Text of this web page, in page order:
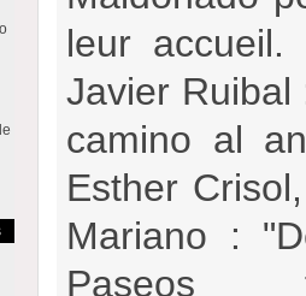
leur accueil.
Javier Ruibal
camino al
Esther
Mariano :
Paseos